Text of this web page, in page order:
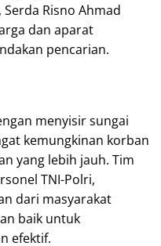
Risno Ahmad
dan aparat
pencarian.
menyisir sungai
kemungkinan korban
yang lebih jauh. Tim
TNI-Polri,
dari masyarakat
baik untuk
efektif.